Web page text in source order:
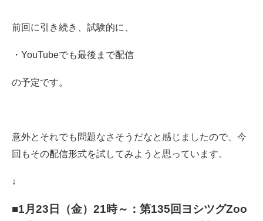
前回に引き続き、 試験的に、
・YouTubeでも最後まで配信
の予定です。
意外とそれでも問題なさそうだなと感じましたので、 今
回もその配信形式を試してみようと思っています。
↓
■1月23日（金）21時～：第135回ヨシツグZoo